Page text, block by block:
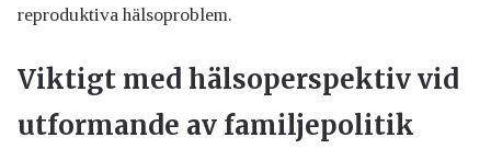
reproduktiva hälsoproblem.
Viktigt med hälsoperspektiv vid
utformande av familjepolitik